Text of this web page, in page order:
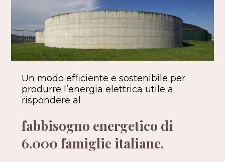
Un modo efficiente e sostenibile per
produrre l’energia elettrica utile a
rispondere al
fabbisogno energetico di
6.000 famiglie italiane.